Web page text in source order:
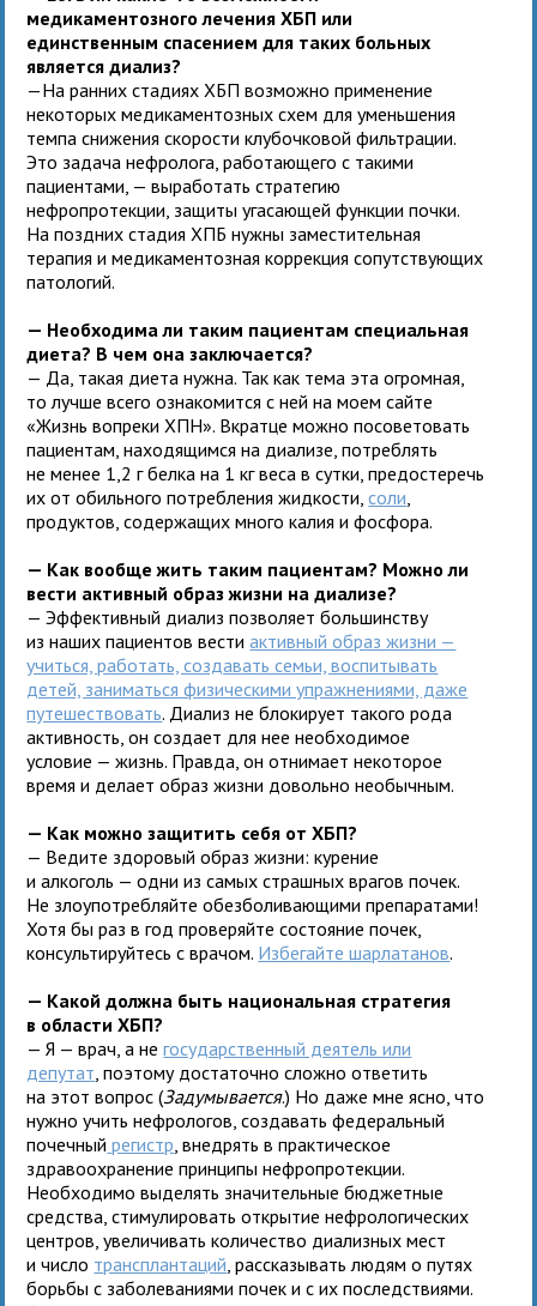
медикаментозного лечения ХБП или
единственным спасением для таких больных
является диализ?
—На ранних стадиях ХБП возможно применение
некоторых медикаментозных схем для уменьшения
темпа снижения скорости клубочковой фильтрации.
Это задача нефролога, работающего с такими
пациентами, — выработать стратегию
нефропротекции, защиты угасающей функции почки.
На поздних стадия ХПБ нужны заместительная
терапия и медикаментозная коррекция сопутствующих
патологий.
— Необходима ли таким пациентам специальная
диета? В чем она заключается?
— Да, такая диета нужна. Так как тема эта огромная,
то лучше всего ознакомится с ней на моем сайте
«Жизнь вопреки ХПН». Вкратце можно посоветовать
пациентам, находящимся на диализе, потреблять
не менее 1,2 г белка на 1 кг веса в сутки, предостеречь
их от обильного потребления жидкости,соли
продуктов, содержащих много калия и фосфора.
— Как вообще жить таким пациентам? Можно ли
вести активный образ жизни на диализе?
— Эффективный диализ позволяет большинству
из наших пациентов вестиактивный образ жизни —
учиться, работать, создавать семьи, воспитывать
детей, заниматься физическими упражнениями, даже
путешествовать. Диализ не блокирует такого рода
активность, он создает для нее необходимое
условие — жизнь. Правда, он отнимает некоторое
время и делает образ жизни довольно необычным.
— Как можно защитить себя от ХБП?
— Ведите здоровый образ жизни: курение
и алкоголь — одни из самых страшных врагов почек.
Не злоупотребляйте обезболивающими препаратами!
Хотя бы раз в год проверяйте состояние почек,
консультируйтесь с врачом. Избегайте шарлатанов.
— Какой должна быть национальная стратегия
в области ХБП?
— Я — врач, а негосударственный деятель или
депутат , поэтому достаточно сложно ответить
на этот вопрос (Задумывается.) Но даже мне ясно, что
нужно учить нефрологов, создавать федеральный
почечный регистр , внедрять в практическое
здравоохранение принципы нефропротекции.
Необходимо выделять значительные бюджетные
средства, стимулировать открытие нефрологических
центров, увеличивать количество диализных мест
и число трансплантаций , рассказывать людям о путях
борьбы с заболеваниями почек и с их последствиями.